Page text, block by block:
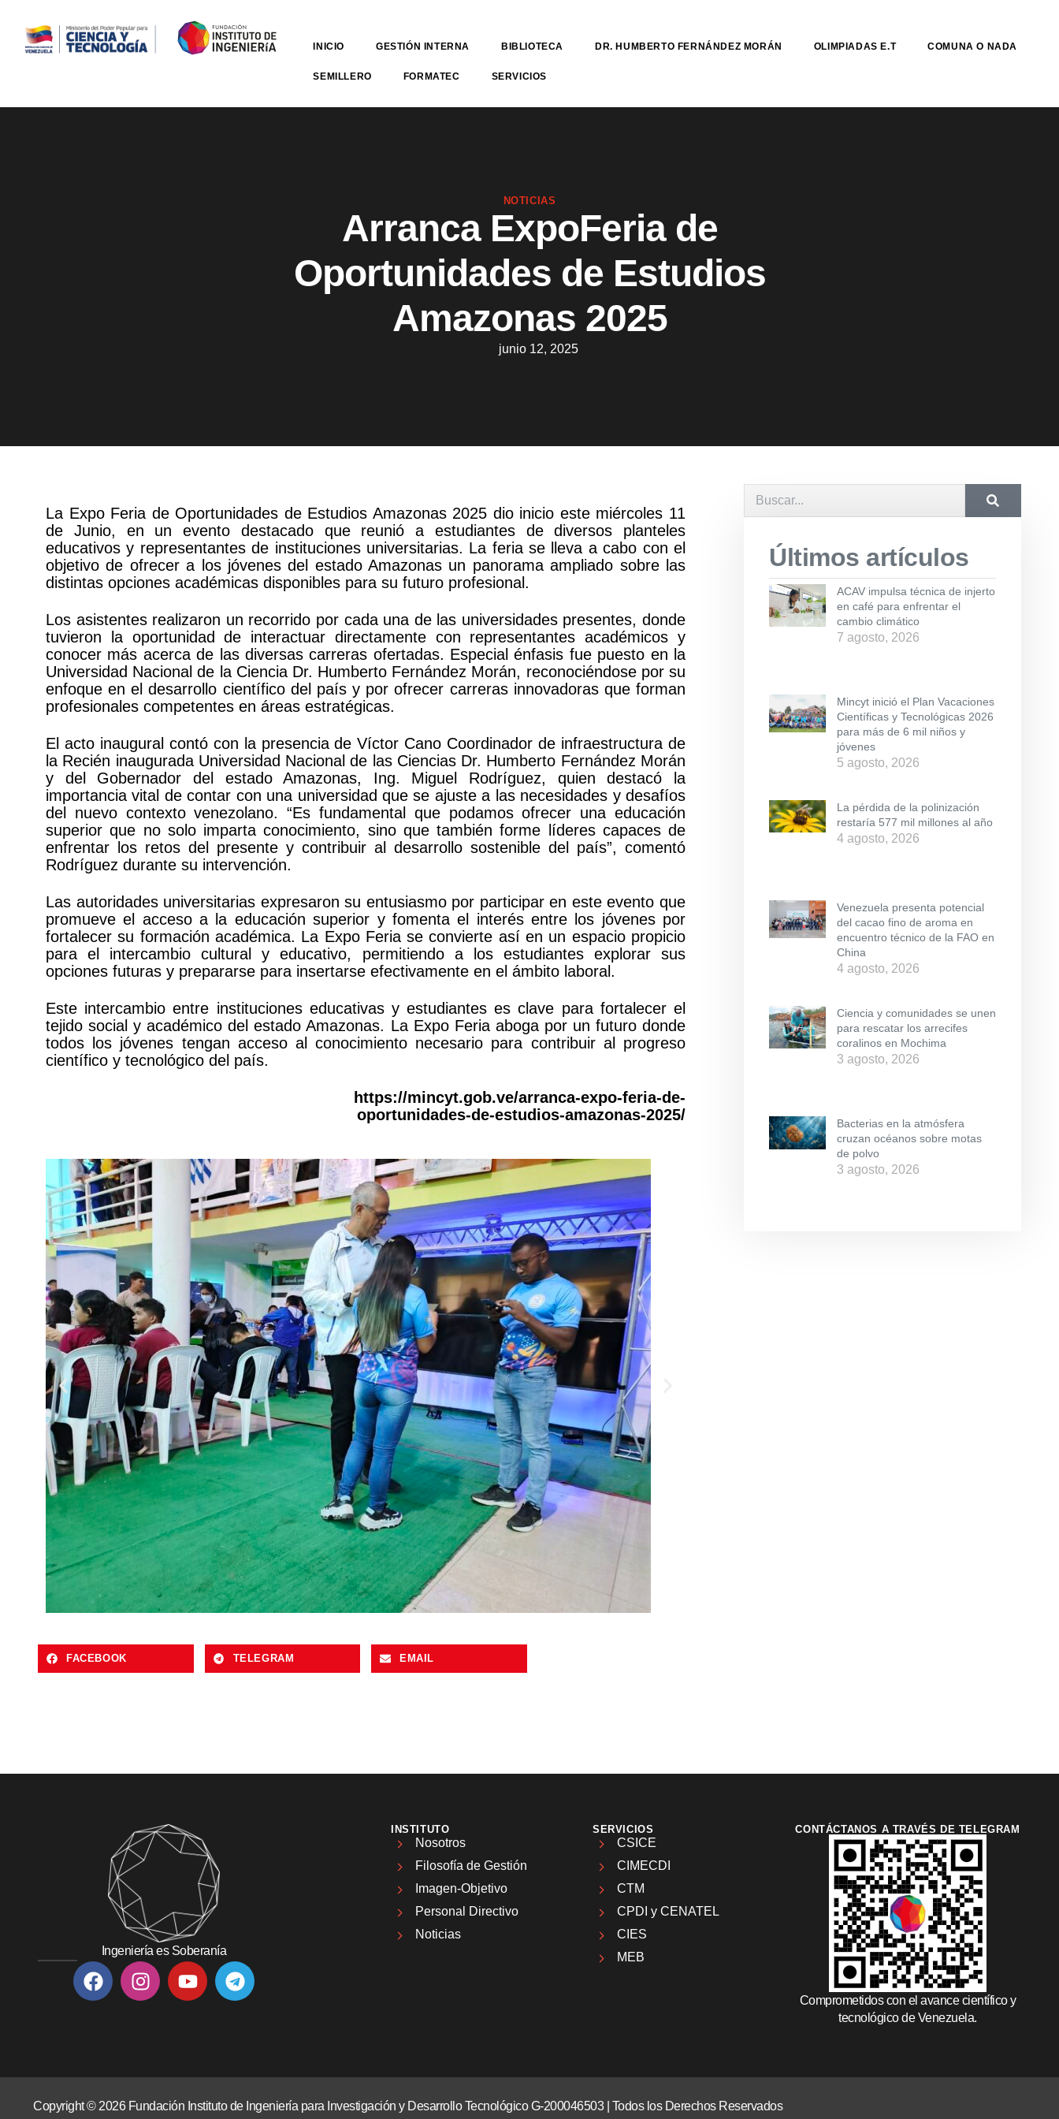
INICIO GESTIÓN INTERNA BIBLIOTECA DR. HUMBERTO FERNÁNDEZ MORÁN OLIMPIADAS E.T COMUNA O NADA
SEMILLERO FORMATEC SERVICIOS
NOTICIAS
Arranca ExpoFeria de
Oportunidades de Estudios
Amazonas 2025
junio 12, 2025
La Expo Feria de Oportunidades de Estudios Amazonas 2025 dio inicio este miércoles 11
de Junio, en un evento destacado que reunió a estudiantes de diversos planteles
educativos y representantes de instituciones universitarias. La feria se lleva a cabo con el
objetivo de ofrecer a los jóvenes del estado Amazonas un panorama ampliado sobre las
distintas opciones académicas disponibles para su futuro profesional.
Los asistentes realizaron un recorrido por cada una de las universidades presentes, donde
tuvieron la oportunidad de interactuar directamente con representantes académicos y
conocer más acerca de las diversas carreras ofertadas. Especial énfasis fue puesto en la
Universidad Nacional de la Ciencia Dr. Humberto Fernández Morán, reconociéndose por su
enfoque en el desarrollo científico del país y por ofrecer carreras innovadoras que forman
profesionales competentes en áreas estratégicas.
El acto inaugural contó con la presencia de Víctor Cano Coordinador de infraestructura de
la Recién inaugurada Universidad Nacional de las Ciencias Dr. Humberto Fernández Morán
y del Gobernador del estado Amazonas, Ing. Miguel Rodríguez, quien destacó la
importancia vital de contar con una universidad que se ajuste a las necesidades y desafíos
del nuevo contexto venezolano. “Es fundamental que podamos ofrecer una educación
superior que no solo imparta conocimiento, sino que también forme líderes capaces de
enfrentar los retos del presente y contribuir al desarrollo sostenible del país”, comentó
Rodríguez durante su intervención.
Las autoridades universitarias expresaron su entusiasmo por participar en este evento que
promueve el acceso a la educación superior y fomenta el interés entre los jóvenes por
fortalecer su formación académica. La Expo Feria se convierte así en un espacio propicio
para el intercambio cultural y educativo, permitiendo a los estudiantes explorar sus
opciones futuras y prepararse para insertarse efectivamente en el ámbito laboral.
Este intercambio entre instituciones educativas y estudiantes es clave para fortalecer el
tejido social y académico del estado Amazonas. La Expo Feria aboga por un futuro donde
todos los jóvenes tengan acceso al conocimiento necesario para contribuir al progreso
científico y tecnológico del país.
https://mincyt.gob.ve/arranca-expo-feria-de-
oportunidades-de-estudios-amazonas-2025/
FACEBOOK TELEGRAM EMAIL
Últimos artículos
ACAV impulsa técnica de injerto
en café para enfrentar el
cambio climático
7 agosto, 2026
Mincyt inició el Plan Vacaciones
Científicas y Tecnológicas 2026
para más de 6 mil niños y
jóvenes
5 agosto, 2026
La pérdida de la polinización
restaría 577 mil millones al año
4 agosto, 2026
Venezuela presenta potencial
del cacao fino de aroma en
encuentro técnico de la FAO en
China
4 agosto, 2026
Ciencia y comunidades se unen
para rescatar los arrecifes
coralinos en Mochima
3 agosto, 2026
Bacterias en la atmósfera
cruzan océanos sobre motas
de polvo
3 agosto, 2026
Ingeniería es Soberanía
INSTITUTO
Nosotros
Filosofía de Gestión
Imagen-Objetivo
Personal Directivo
Noticias
SERVICIOS
CSICE
CIMECDI
CTM
CPDI y CENATEL
CIES
MEB
CONTÁCTANOS A TRAVÉS DE TELEGRAM
Comprometidos con el avance científico y
tecnológico de Venezuela.
Copyright © 2026 Fundación Instituto de Ingeniería para Investigación y Desarrollo Tecnológico G-200046503 | Todos los Derechos Reservados